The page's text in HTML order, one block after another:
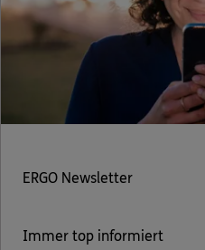
ERGO Newsletter
Immer top informiert